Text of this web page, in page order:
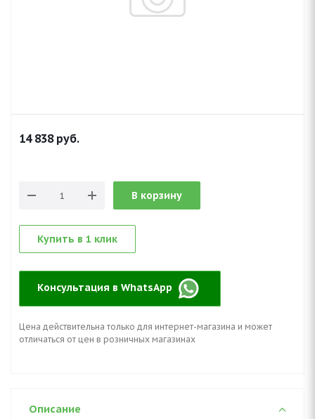
14 838руб.
В корзину
Купить в 1 клик
Консультация в WhatsApp
Цена действительна только для интернет-магазина и может
отличаться от цен в розничных магазинах
Описание